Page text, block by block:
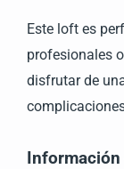
Este loft es
profesionales
disfrutar de